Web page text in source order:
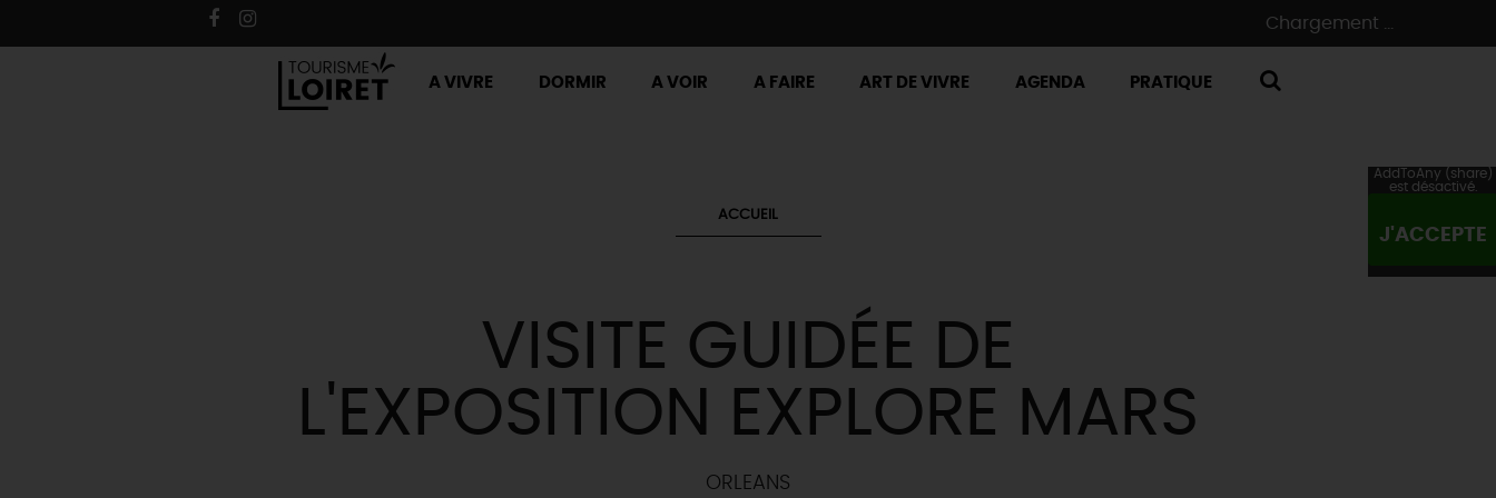
Chargement ...
A VIVRE DORMIR A VOIR A FAIRE ART DE VIVRE AGENDA PRATIQUE
ACCUEIL
VISITE GUIDÉE DE
L'EXPOSITION EXPLORE MARS
ORLEANS
AddToAny (share)
est désactivé.
J'ACCEPTE